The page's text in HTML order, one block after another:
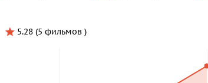
5.28 (5 фильмов )